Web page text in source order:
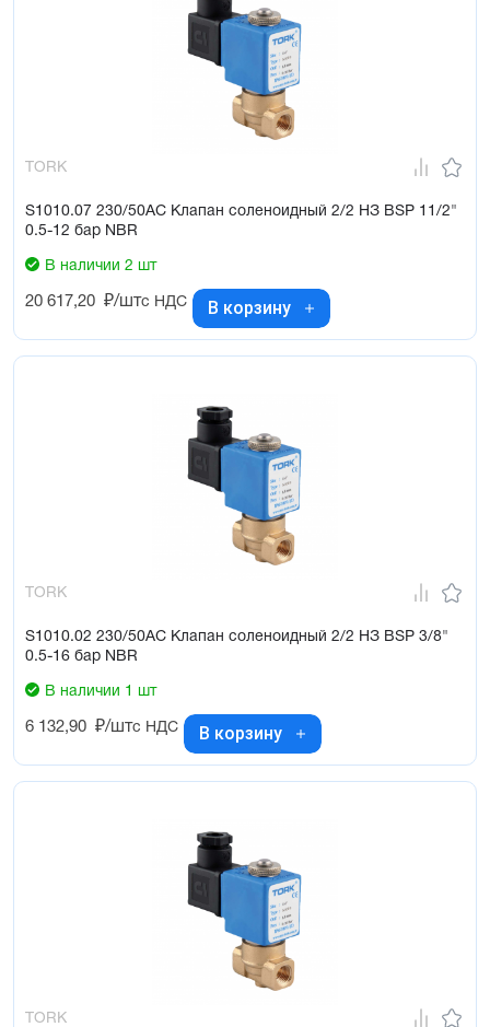
TORK
S1010.07 230/50AC Клапан соленоидный 2/2 НЗ BSP 11/2"
0.5-12 бар NBR
В наличии 2 шт
20 617,20 ₽/штс НДС В корзину
TORK
S1010.02 230/50AC Клапан соленоидный 2/2 НЗ BSP 3/8"
0.5-16 бар NBR
В наличии 1 шт
6 132,90 ₽/штс НДС В корзину
TORK